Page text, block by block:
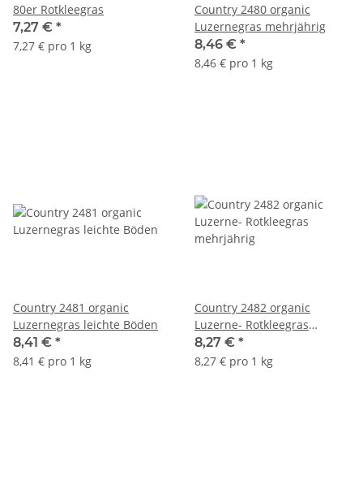
80er Rotkleegras
7,27 € *
7,27 € pro 1 kg
Country 2480 organic
Luzernegras mehrjährig
8,46 € *
8,46 € pro 1 kg
Country 2481 organic
Luzernegras leichte Böden
8,41 € *
8,41 € pro 1 kg
Country 2482 organic
Luzerne- Rotkleegras
mehrjährig
8,27 € *
8,27 € pro 1 kg